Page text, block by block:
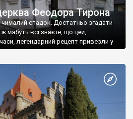
Феодора Тирона
чималий спадок. Достатньо згадати
мабуть всі знаєте, що цей,
легендарний рецепт привезли у